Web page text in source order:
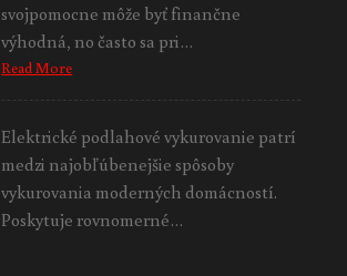
svojpomocne môže byť finančne
výhodná, no často sa pri…
Read More
Elektrické podlahové vykurovanie patrí
medzi najobľúbenejšie spôsoby
vykurovania moderných domácností.
Poskytuje rovnomerné…